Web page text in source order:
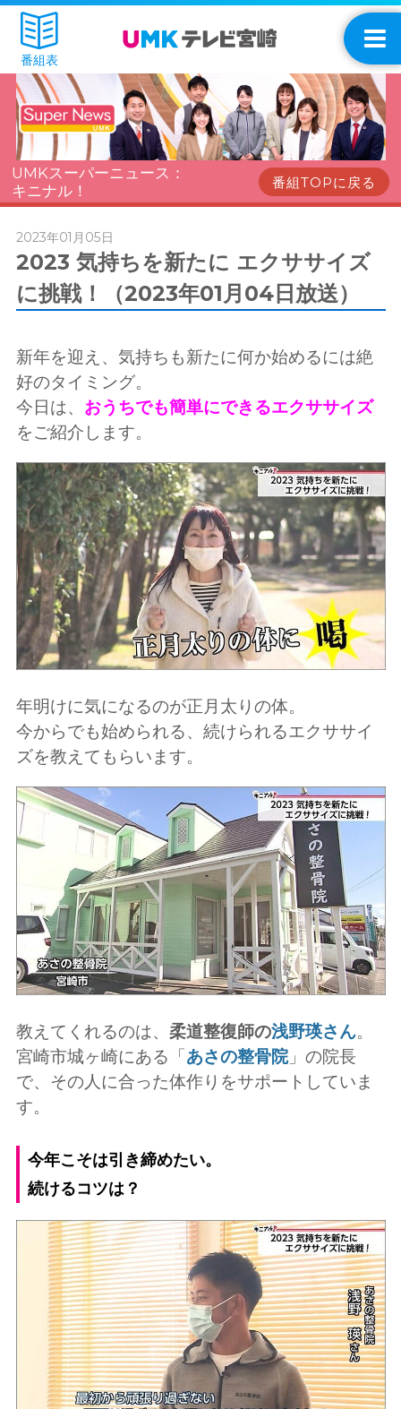
番組表
UMKスーパーニュース：
キニナル！
番組TOPに戻る
2023年01月05日
2023 気持ちを新たに エクササイズ
に挑戦！（2023年01月04日放送）
新年を迎え、気持ちも新たに何か始めるには絶
好のタイミング。
今日は、 おうちでも簡単にできるエクササイズ
をご紹介します。
年明けに気になるのが正月太りの体。
今からでも始められる、続けられるエクササイ
ズを教えてもらいます。
教えてくれるのは、 柔道整復師の浅野瑛さん。
宮崎市城ヶ崎にある「あさの整骨院」の院長
で、その人に合った体作りをサポートしていま
す。
今年こそは引き締めたい。
続けるコツは？